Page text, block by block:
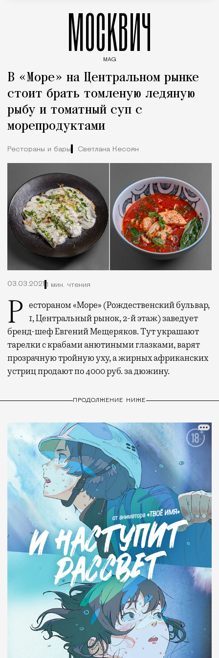
МОСКВИЧ
MAG
В «Море» на Центральном рынке
стоит брать томленую ледяную
рыбу и томатный суп с
морепродуктами
Рестораны и бары Светлана Кесоян
03.03.2021 1 мин. чтения
Рестораном «Море» (Рождественский бульвар, 1, Центральный рынок, 2-й этаж) заведует
бренд-шеф Евгений Мещеряков. Тут украшают
тарелки с крабами анютиными глазками, варят
прозрачную тройную уху, а жирных африканских
устриц продают по 4000 руб. за дюжину.
ПРОДОЛЖЕНИЕ НИЖЕ